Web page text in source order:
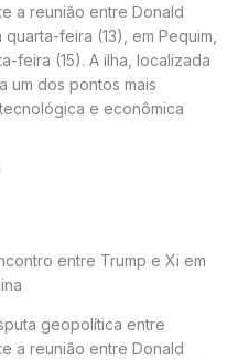
a reunião entre Donald
feira (13), em Pequim,
feira (15). A ilha, localizada
um dos pontos mais
e econômica
entre Trump e Xi em
geopolítica entre
a reunião entre Donald